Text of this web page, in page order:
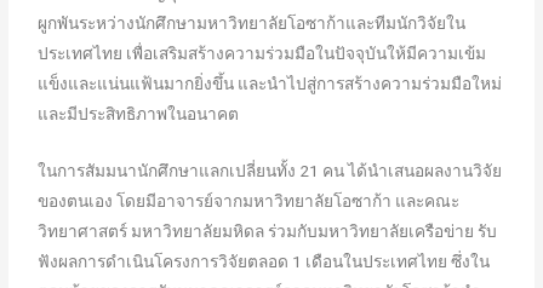
ผูกพันระหว่างนักศึกษามหาวิทยาลัยโอซาก้าและทีมนักวิจัยใน
ประเทศไทย เพื่อเสริมสร้างความร่วมมือในปัจจุบันให้มีความเข้ม
แข็งและแน่นแฟ้นมากยิ่งขึ้น และนำไปสู่การสร้างความร่วมมือใหม่
และมีประสิทธิภาพในอนาคต
ในการสัมมนานักศึกษาแลกเปลี่ยนทั้ง 21 คน ได้นำเสนอผลงานวิจัย
ของตนเอง โดยมีอาจารย์จากมหาวิทยาลัยโอซาก้า และคณะ
วิทยาศาสตร์ มหาวิทยาลัยมหิดล ร่วมกับมหาวิทยาลัยเครือข่าย รับ
ฟังผลการดำเนินโครงการวิจัยตลอด 1 เดือนในประเทศไทย ซึ่งใน